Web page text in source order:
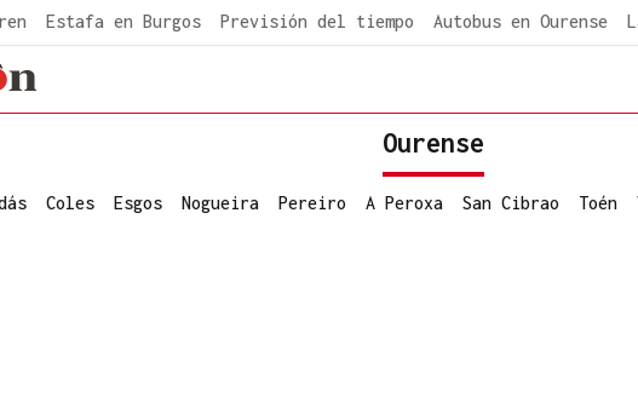
Estafa en Burgos Previsión del tiempo Autobus en Ourense
Ourense
Coles Esgos Nogueira Pereiro A Peroxa San Cibrao Toén